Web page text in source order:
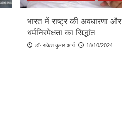
भारत में राष्ट्र की अवधारणा और
धर्मनिरपेक्षता का सिद्धांत
डॉ॰ राकेश कुमार आर्य 18/10/2024